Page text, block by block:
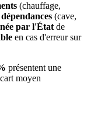
(chauffage,
dépendances (cave,
par l'Étatde
en cas d'erreur sur
présentent une
moyen